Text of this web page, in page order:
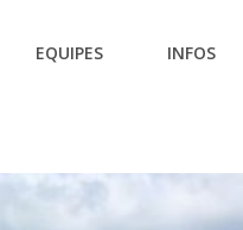
EQUIPES INFOS